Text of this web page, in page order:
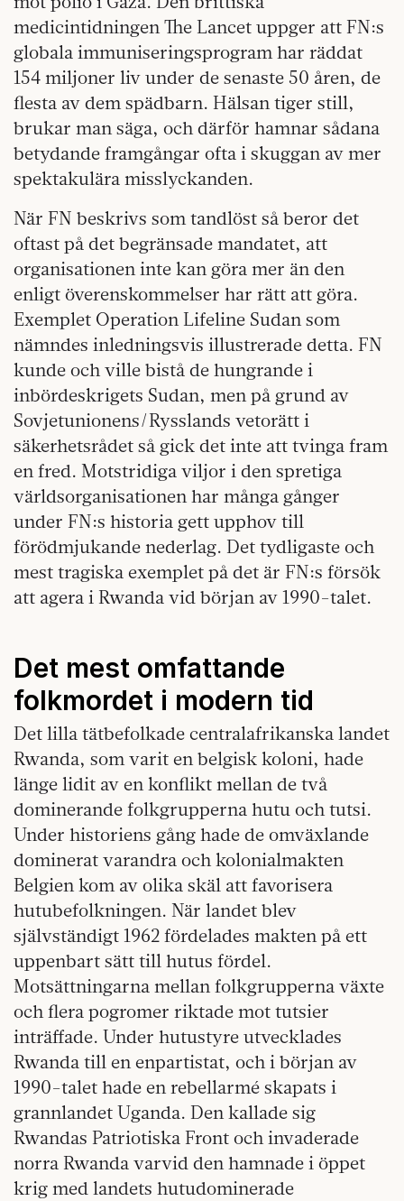
medicintidningen The Lancet uppger att FN:s
globala immuniseringsprogram har räddat
154 miljoner liv under de senaste 50 åren, de
flesta av dem spädbarn. Hälsan tiger still,
brukar man säga, och därför hamnar sådana
betydande framgångar ofta i skuggan av mer
spektakulära misslyckanden.
När FN beskrivs som tandlöst så beror det
oftast på det begränsade mandatet, att
organisationen inte kan göra mer än den
enligt överenskommelser har rätt att göra.
Exemplet Operation Lifeline Sudan som
nämndes inledningsvis illustrerade detta. FN
kunde och ville bistå de hungrande i
inbördeskrigets Sudan, men på grund av
Sovjetunionens/Rysslands vetorätt i
säkerhetsrådet så gick det inte att tvinga fram
en fred. Motstridiga viljor i den spretiga
världsorganisationen har många gånger
under FN:s historia gett upphov till
förödmjukande nederlag. Det tydligaste och
mest tragiska exemplet på det är FN:s försök
att agera i Rwanda vid början av 1990-talet.
Det mest omfattande
folkmordet i modern tid
Det lilla tätbefolkade centralafrikanska landet
Rwanda, som varit en belgisk koloni, hade
länge lidit av en konflikt mellan de två
dominerande folkgrupperna hutu och tutsi.
Under historiens gång hade de omväxlande
dominerat varandra och kolonialmakten
Belgien kom av olika skäl att favorisera
hutubefolkningen. När landet blev
självständigt 1962 fördelades makten på ett
uppenbart sätt till hutus fördel.
Motsättningarna mellan folkgrupperna växte
och flera pogromer riktade mot tutsier
inträffade. Under hutustyre utvecklades
Rwanda till en enpartistat, och i början av
1990-talet hade en rebellarmé skapats i
grannlandet Uganda. Den kallade sig
Rwandas Patriotiska Front och invaderade
norra Rwanda varvid den hamnade i öppet
krig med landets hutudominerade